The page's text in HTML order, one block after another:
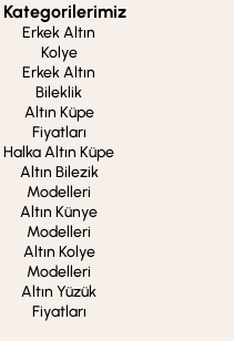
Kategorilerimiz
Erkek Altın
Kolye
Erkek Altın
Bileklik
Altın Küpe
Fiyatları
Halka Altın Küpe
Altın Bilezik
Modelleri
Altın Künye
Modelleri
Altın Kolye
Modelleri
Altın Yüzük
Fiyatları